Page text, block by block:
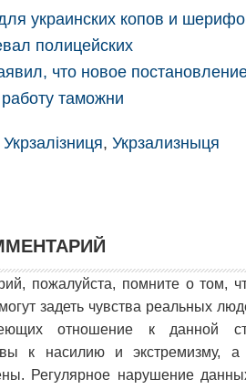
украинских копов и
полицейских
что новое
таможни
Укрзалізниця, Укрзализныця
пожалуйста, помните о том,
задеть чувства реальных
отношение к данной
к насилию и экстремизму, а
Регулярное нарушение